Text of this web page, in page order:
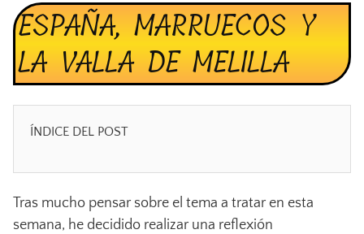
ESPAÑA, MARRUECOS Y
LA VALLA DE MELILLA
ÍNDICE DEL POST
Tras mucho pensar sobre el tema a tratar en esta
semana, he decidido realizar una reflexión